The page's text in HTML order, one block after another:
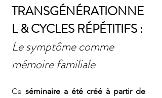
TRANSGÉNÉRATIONNE
L & CYCLES RÉPÉTITIFS :
Le symptôme comme
mémoire familiale
Ce séminaire a été créé à partir de